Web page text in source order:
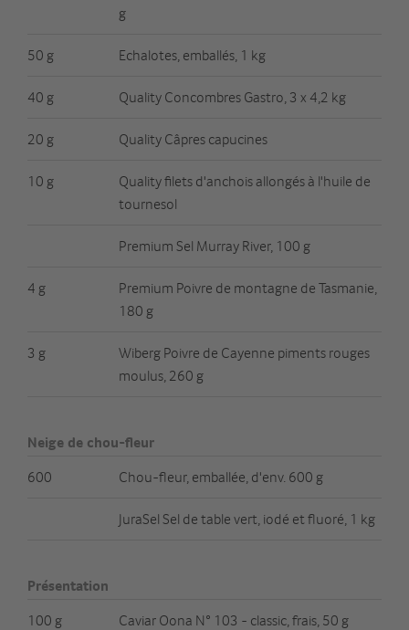
g
50 g Echalotes, emballés, 1 kg
40 g Quality Concombres Gastro, 3 x 4,2 kg
20 g Quality Câpres capucines
10 g
Quality filets d'anchois allongés à l'huile de
tournesol
Premium Sel Murray River, 100 g
4 g
Premium Poivre de montagne de Tasmanie,
180 g
3 g
Wiberg Poivre de Cayenne piments rouges
moulus, 260 g
Neige de chou-fleur
600
Chou-fleur, emballée, d'env. 600 g
JuraSel Sel de table vert, iodé et fluoré, 1 kg
Présentation
100 g
Caviar Oona N° 103 - classic, frais, 50 g